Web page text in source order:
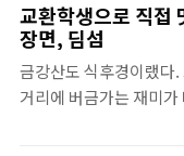
각했던 중국과 달라 기
그렇다면 북경은 어느 정
경이 아직 상해보다는
기대치를 충분히 충족시
교환학생으로 직접
장면, 딤섬
금강산도 식후경이랬다
거리에 버금가는 재미가